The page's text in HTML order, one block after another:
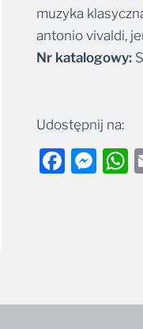
muzyka
antonio vivaldi,
Nr katalogowy:
Udostępnij na: